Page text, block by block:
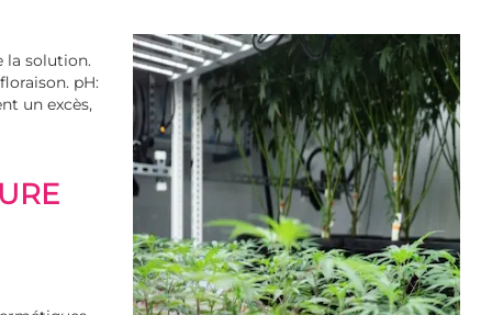
la solution.
floraison. pH:
un excès,